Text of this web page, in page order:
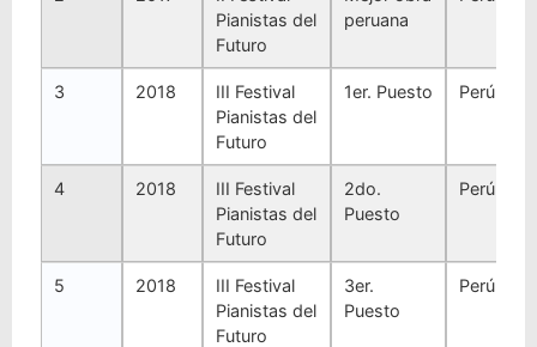
Pianistas del
Futuro
peruana
3 2018
III Festival
Pianistas del
Futuro
1er. Puesto Perú
4 2018
III Festival
Pianistas del
Futuro
2do.
Puesto
Perú
5 2018
III Festival
Pianistas del
Futuro
3er.
Puesto
Perú